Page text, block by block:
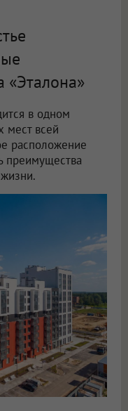
«Эталона»
в одном
мест всей
расположение
преимущества